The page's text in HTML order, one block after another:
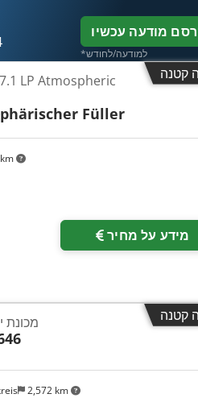
מודעה עכשיו
*למודעה/לחודש
קטנה
LP Atmospheric
Füller
מידע על מחיר
קטנה
2,572 km
מכונת